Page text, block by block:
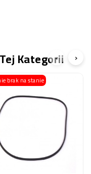
Kategorii
brak na stanie
‹ ›